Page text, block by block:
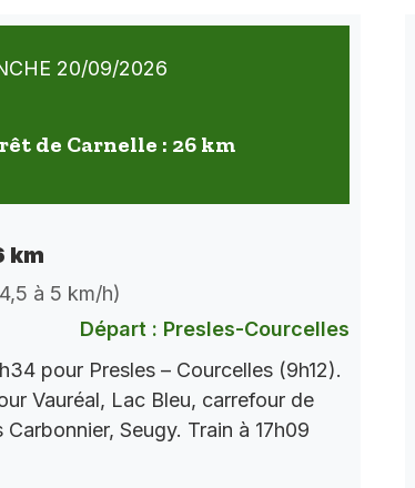
20/09/2026
de Carnelle : 26 km
km
à 5 km/h)
Départ : Presles-Courcelles
pour Presles – Courcelles (9h12).
Vauréal, Lac Bleu, carrefour de
Seugy. Train à 17h09